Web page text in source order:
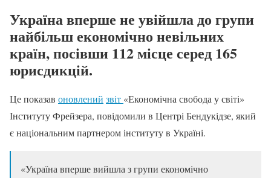
Україна вперше не увійшла до групи
найбільш економічно невільних
країн, посівши 112 місце серед 165
юрисдикцій.
Це показав оновлений звіт «Економічна свобода у світі»
Інституту Фрейзера, повідомили в Центрі Бендукідзе, який
є національним партнером інституту в Україні.
«Україна вперше вийшла з групи економічно